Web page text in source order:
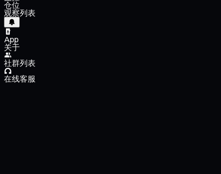
仓位
观察列表
App
关于
社群列表
在线客服